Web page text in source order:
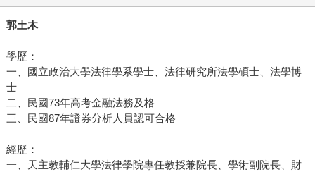
郭土木
學歷：
一、國立政治大學法律學系學士、法律研究所法學碩士、法學博
士
二、民國73年高考金融法務及格
三、民國87年證券分析人員認可合格
經歷：
一、天主教輔仁大學法律學院專任教授兼院長、學術副院長、財